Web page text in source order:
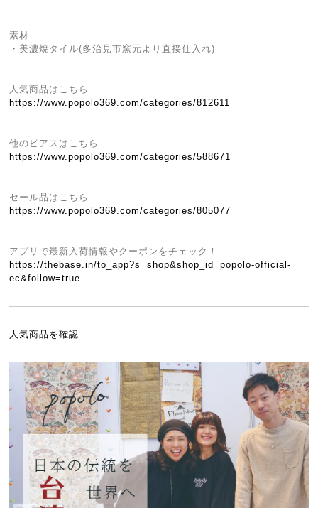
素材
・美濃焼タイル(多治見市窯元より直接仕入れ)
人気商品はこちら
https://www.popolo369.com/categories/812611
他のピアスはこちら
https://www.popolo369.com/categories/588671
セール品はこちら
https://www.popolo369.com/categories/805077
アプリで最新入荷情報やクーポンをチェック！
https://thebase.in/to_app?s=shop&shop_id=popolo-official-
ec&follow=true
人気商品を確認